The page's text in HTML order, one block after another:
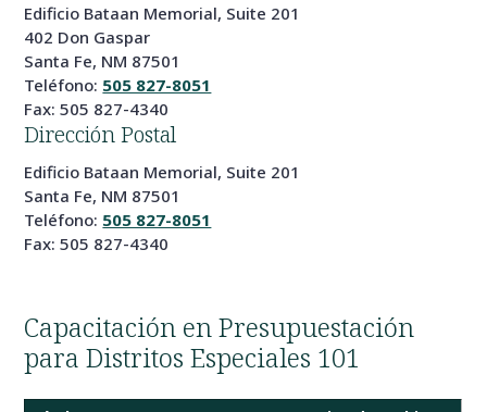
Edificio Bataan Memorial, Suite 201
402 Don Gaspar
Santa Fe, NM 87501
Teléfono: 505 827-8051
Fax: 505 827-4340
Dirección Postal
Edificio Bataan Memorial, Suite 201
Santa Fe, NM 87501
Teléfono: 505 827-8051
Fax: 505 827-4340
Capacitación en Presupuestación
para Distritos Especiales 101